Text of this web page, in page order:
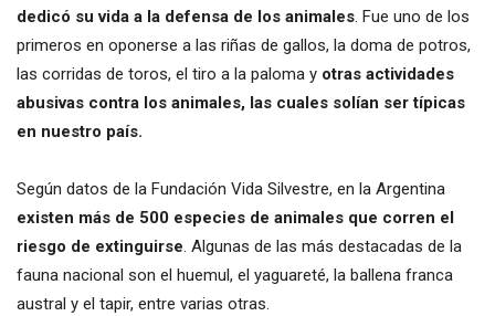
dedicó su vida a la defensa de los animales. Fue uno de los
primeros en oponerse a las riñas de gallos, la doma de potros,
las corridas de toros, el tiro a la paloma y otras actividades
abusivas contra los animales, las cuales solían ser típicas
en nuestro país.
Según datos de la Fundación Vida Silvestre, en la Argentina
existen más de 500 especies de animales que corren el
riesgo de extinguirse. Algunas de las más destacadas de la
fauna nacional son el huemul, el yaguareté, la ballena franca
austral y el tapir, entre varias otras.